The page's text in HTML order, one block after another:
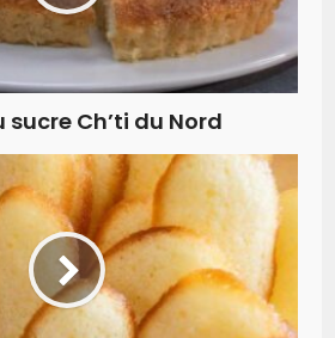
sucre Ch’ti du Nord